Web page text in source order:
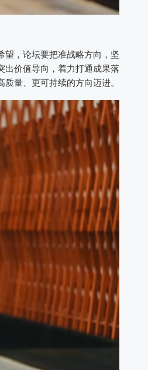
望，论坛要把准战略方向，坚
出价值导向，着力打通成果落
量、更可持续的方向迈进。